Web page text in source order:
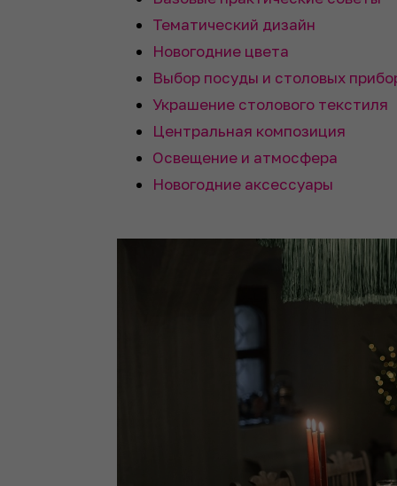
Тематический дизайн
Новогодние цвета
Выбор посуды и столовых
Украшение столового текстиля
Центральная композиция
Освещение и атмосфера
Новогодние аксессуары